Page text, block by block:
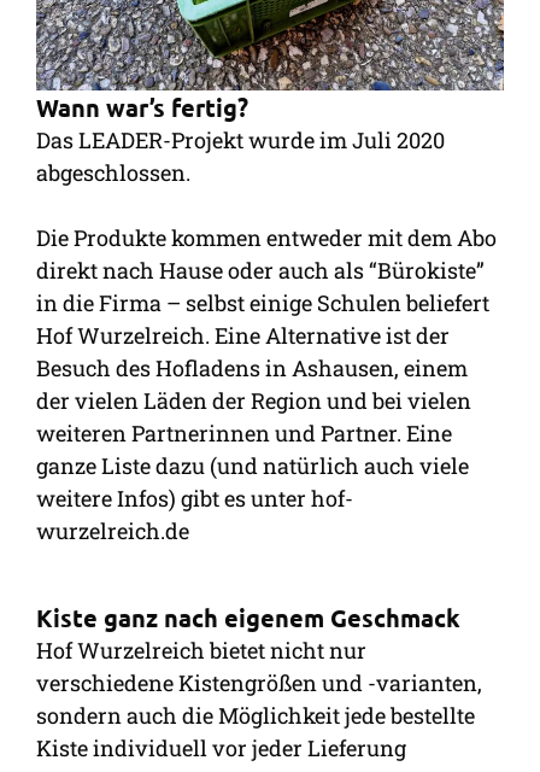
Wann war’s fertig?
Das LEADER-Projekt wurde im Juli 2020
abgeschlossen.
Die Produkte kommen entweder mit dem Abo
direkt nach Hause oder auch als “Bürokiste”
in die Firma – selbst einige Schulen beliefert
Hof Wurzelreich. Eine Alternative ist der
Besuch des Hofladens in Ashausen, einem
der vielen Läden der Region und bei vielen
weiteren Partnerinnen und Partner. Eine
ganze Liste dazu (und natürlich auch viele
weitere Infos) gibt es unter hof-
wurzelreich.de
Kiste ganz nach eigenem Geschmack
Hof Wurzelreich bietet nicht nur
verschiedene Kistengrößen und -varianten,
sondern auch die Möglichkeit jede bestellte
Kiste individuell vor jeder Lieferung